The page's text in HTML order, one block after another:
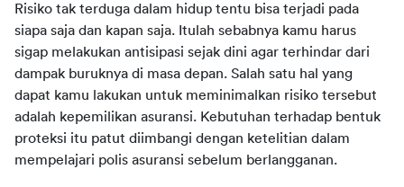
Risiko tak terduga dalam hidup tentu bisa terjadi pada
siapa saja dan kapan saja. Itulah sebabnya kamu harus
sigap melakukan antisipasi sejak dini agar terhindar dari
dampak buruknya di masa depan. Salah satu hal yang
dapat kamu lakukan untuk meminimalkan risiko tersebut
adalah kepemilikan asuransi. Kebutuhan terhadap bentuk
proteksi itu patut diimbangi dengan ketelitian dalam
mempelajari polis asuransi sebelum berlangganan.